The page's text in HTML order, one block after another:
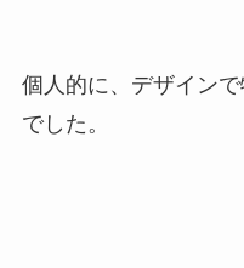
個人的に、デザイン
でした。